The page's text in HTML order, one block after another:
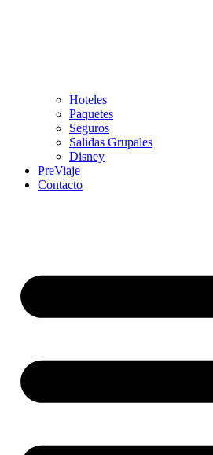
Hoteles
Paquetes
Seguros
Salidas Grupales
Disney
PreViaje
Contacto